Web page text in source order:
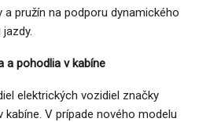
pružín na podporu dynamického
a pohodlia v kabíne
elektrických vozidiel značky
V prípade nového modelu